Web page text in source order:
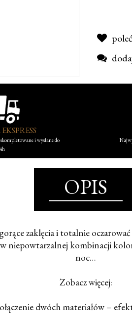
i wysłane do
OPIS
zaklęcia i totalnie
niepowtarzalnej kombinacji
noc…
Zobacz więcej:
dwóch materiałów –